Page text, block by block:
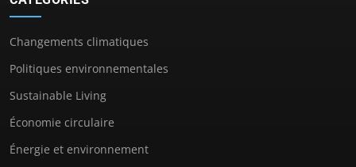
Changements climatiques
Politiques environnementales
Sustainable Living
Économie circulaire
Énergie et environnement